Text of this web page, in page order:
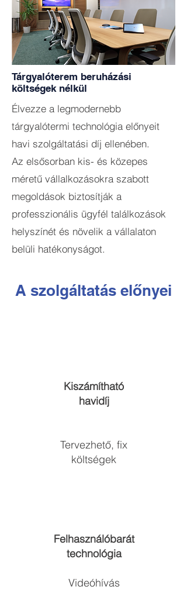
Tárgyalóterem beruházási
költségek nélkül
Élvezze a legmodernebb
tárgyalótermi technológia előnyeit
havi szolgáltatási díj ellenében.
Az elsősorban kis- és közepes
méretű vállalkozásokra szabott
megoldások biztosítják a
professzionális ügyfél találkozások
helyszínét és növelik a vállalaton
belüli hatékonyságot.
A szolgáltatás előnyei
Kiszámítható
havidíj
Tervezhető, fix
költségek​
Felhasználóbarát
technológia
Videóhívás